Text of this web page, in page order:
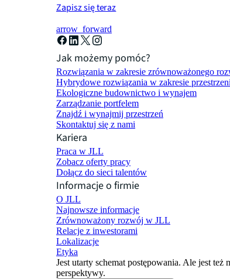
Zapisz się teraz
arrow_forward
Jak możemy pomóc?
Rozwiązania w zakresie zrównoważonego
Hybrydowe rozwiązania w zakresie
Ekologiczne budownictwo i wynajem
Zarządzanie portfelem
Znajdź i wynajmij przestrzeń
Skontaktuj się z nami
Kariera
Praca w JLL
Zobacz oferty pracy
Dołącz do sieci talentów
Informacje o firmie
O JLL
Najnowsze informacje
Zrównoważony rozwój w JLL
Relacje z inwestorami
Lokalizacje
Etyka
Jest utarty schemat postępowania. Ale jest
perspektywy.